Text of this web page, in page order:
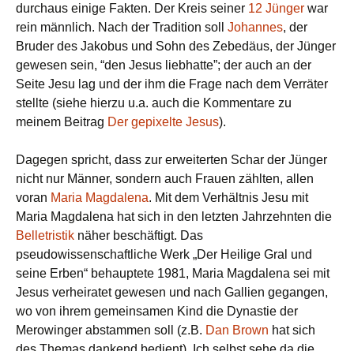
durchaus einige Fakten. Der Kreis seiner 12 Jünger war
rein männlich. Nach der Tradition soll Johannes, der
Bruder des Jakobus und Sohn des Zebedäus, der Jünger
gewesen sein, “den Jesus liebhatte”; der auch an der
Seite Jesu lag und der ihm die Frage nach dem Verräter
stellte (siehe hierzu u.a. auch die Kommentare zu
meinem Beitrag Der gepixelte Jesus).
Dagegen spricht, dass zur erweiterten Schar der Jünger
nicht nur Männer, sondern auch Frauen zählten, allen
voran Maria Magdalena. Mit dem Verhältnis Jesu mit
Maria Magdalena hat sich in den letzten Jahrzehnten die
Belletristik näher beschäftigt. Das
pseudowissenschaftliche Werk „Der Heilige Gral und
seine Erben“ behauptete 1981, Maria Magdalena sei mit
Jesus verheiratet gewesen und nach Gallien gegangen,
wo von ihrem gemeinsamen Kind die Dynastie der
Merowinger abstammen soll (z.B. Dan Brown hat sich